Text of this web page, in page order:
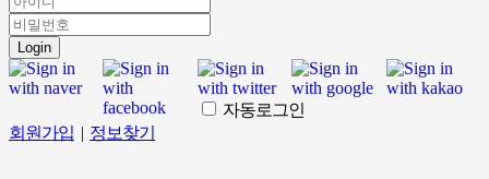
Login
자동로그인
회원가입 | 정보찾기